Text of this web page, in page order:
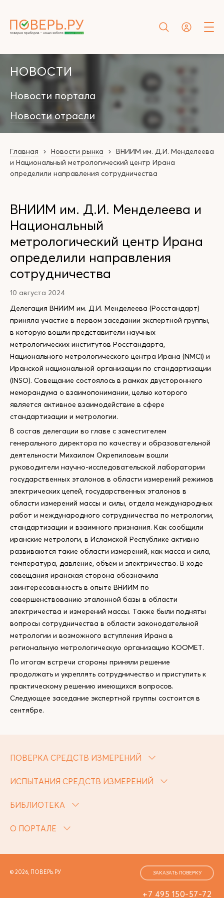
НОВОСТИ
Новости портала
Новости отрасли
Главная Новости рынка
ВНИИМ им. Д.И. Менделеева
и Национальный метрологический центр Ирана
определили направления сотрудничества
ВНИИМ им. Д.И. Менделеева и
Национальный
метрологический центр Ирана
определили направления
сотрудничества
10 августа 2024
Делегация ВНИИМ им. Д.И. Менделеева (Росстандарт)
приняла участие в первом заседании экспертной группы,
в которую вошли представители научных
метрологических институтов Росстандарта,
Национального метрологического центра Ирана (NMCI) и
Иранской национальной организации по стандартизации
(INSO). Совещание состоялось в рамках двустороннего
меморандума о взаимопонимании, целью которого
является активное взаимодействие в сфере
стандартизации и метрологии.
В состав делегации во главе с заместителем
генерального директора по качеству и образовательной
деятельности Михаилом Окрепиловым вошли
руководители научно-исследовательской лаборатории
государственных эталонов в области измерений режимов
электрических цепей, государственных эталонов в
области измерений массы и силы, отдела международных
работ и международного сотрудничества по метрологии,
стандартизации и взаимного признания. Как сообщили
иранские метрологи, в Исламской Республике активно
развиваются такие области измерений, как масса и сила,
температура, давление, объем и электричество. В ходе
совещания иранская сторона обозначила
заинтересованность в опыте ВНИИМ по
совершенствованию эталонной базы в области
электричества и измерений массы. Также были подняты
вопросы сотрудничества в области законодательной
метрологии и возможного вступления Ирана в
региональную метрологическую организацию КООМЕТ.
По итогам встречи стороны приняли решение
продолжать и укреплять сотрудничество и приступить к
практическому решению имеющихся вопросов.
Следующее заседание экспертной группы состоится в
сентябре.
ПОВЕРКА СРЕДСТВ ИЗМЕРЕНИЙ
ИСПЫТАНИЯ СРЕДСТВ ИЗМЕРЕНИЙ
БИБЛИОТЕКА
О ПОРТАЛЕ
© 2026, ПОВЕРЬ.РУ
+7 495 150-57-72
ЗАКАЗАТЬ ПОВЕРКУ